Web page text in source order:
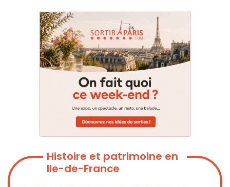
Histoire et patrimoine en
Ile-de-France